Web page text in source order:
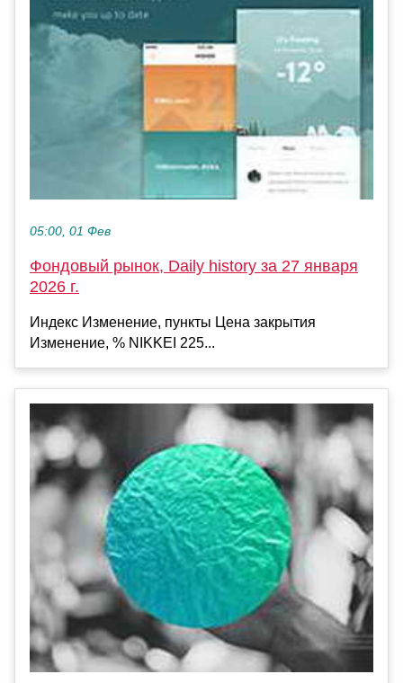
05:00, 01 Фев
Фондовый рынок, Daily history за 27 января
2026 г.
Индекс Изменение, пункты Цена закрытия
Изменение, % NIKKEI 225...